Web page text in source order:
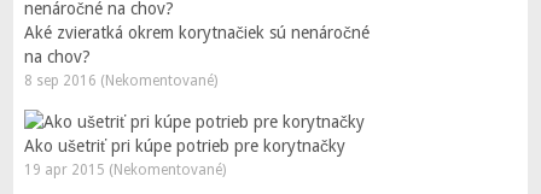
Aké zvieratká okrem korytnačiek sú nenáročné
na chov?
8 sep 2016 (Nekomentované)
Ako ušetriť pri kúpe potrieb pre korytnačky
19 apr 2015 (Nekomentované)